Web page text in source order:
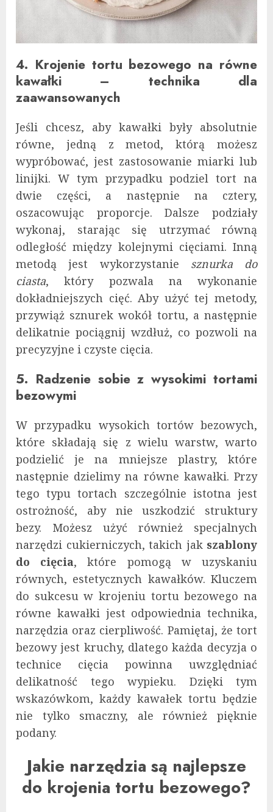
4. Krojenie tortu bezowego na równe
kawałki – technika dla
zaawansowanych
Jeśli chcesz, aby kawałki były absolutnie
równe, jedną z metod, którą możesz
wypróbować, jest zastosowanie miarki lub
linijki. W tym przypadku podziel tort na
dwie części, a następnie na cztery,
oszacowując proporcje. Dalsze podziały
wykonaj, starając się utrzymać równą
odległość między kolejnymi cięciami. Inną
metodą jest wykorzystanie sznurka do
ciasta, który pozwala na wykonanie
dokładniejszych cięć. Aby użyć tej metody,
przywiąż sznurek wokół tortu, a następnie
delikatnie pociągnij wzdłuż, co pozwoli na
precyzyjne i czyste cięcia.
5. Radzenie sobie z wysokimi tortami
bezowymi
W przypadku wysokich tortów bezowych,
które składają się z wielu warstw, warto
podzielić je na mniejsze plastry, które
następnie dzielimy na równe kawałki. Przy
tego typu tortach szczególnie istotna jest
ostrożność, aby nie uszkodzić struktury
bezy. Możesz użyć również specjalnych
narzędzi cukierniczych, takich jak szablony
do cięcia, które pomogą w uzyskaniu
równych, estetycznych kawałków. Kluczem
do sukcesu w krojeniu tortu bezowego na
równe kawałki jest odpowiednia technika,
narzędzia oraz cierpliwość. Pamiętaj, że tort
bezowy jest kruchy, dlatego każda decyzja o
technice cięcia powinna uwzględniać
delikatność tego wypieku. Dzięki tym
wskazówkom, każdy kawałek tortu będzie
nie tylko smaczny, ale również pięknie
podany.
Jakie narzędzia są najlepsze
do krojenia tortu bezowego?